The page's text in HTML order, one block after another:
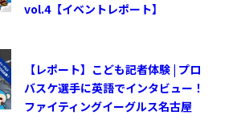
vol.4【イベントレポート】
【レポート】こども記者体験 | プロ
バスケ選手に英語でインタビュー！
ファイティングイーグルス名古屋